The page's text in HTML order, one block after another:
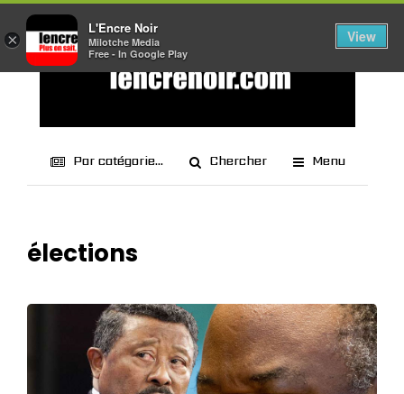
Par catégorie... Chercher Menu
élections
×
L'Encre Noir
Milotche Media
Free - In Google Play
View